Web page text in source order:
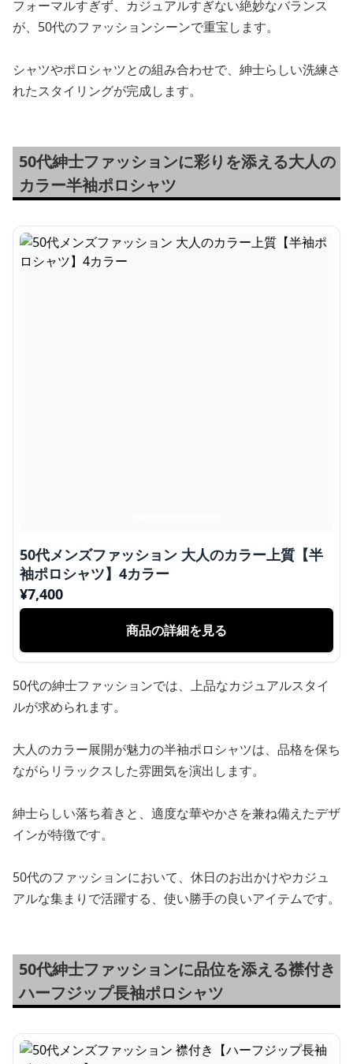
フォーマルすぎず、カジュアルすぎない絶妙なバランス
が、50代のファッションシーンで重宝します。
シャツやポロシャツとの組み合わせで、紳士らしい洗練さ
れたスタイリングが完成します。
50代紳士ファッションに彩りを添える大人の
カラー半袖ポロシャツ
50代メンズファッション 大人のカラー上質【半
袖ポロシャツ】4カラー
¥7,400
商品の詳細を見る
50代の紳士ファッションでは、上品なカジュアルスタイ
ルが求められます。
大人のカラー展開が魅力の半袖ポロシャツは、品格を保ち
ながらリラックスした雰囲気を演出します。
紳士らしい落ち着きと、適度な華やかさを兼ね備えたデザ
インが特徴です。
50代のファッションにおいて、休日のお出かけやカジュ
アルな集まりで活躍する、使い勝手の良いアイテムです。
50代紳士ファッションに品位を添える襟付き
ハーフジップ長袖ポロシャツ